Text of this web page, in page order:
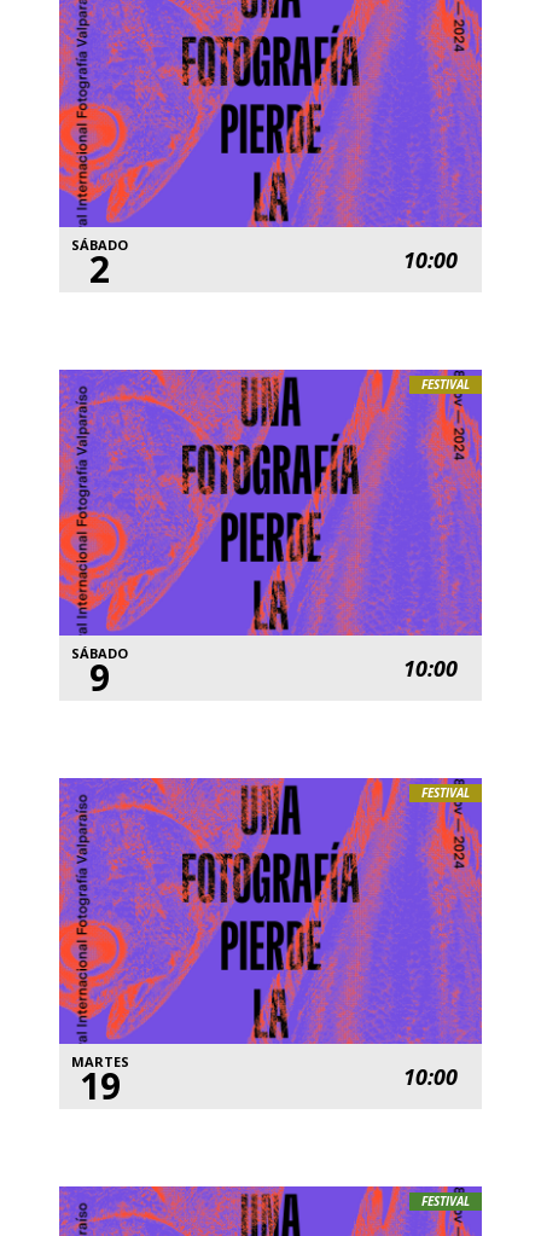
SÁBADO
2 10:00
FESTIVAL
SÁBADO
9 10:00
FESTIVAL
MARTES
19 10:00
FESTIVAL